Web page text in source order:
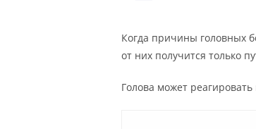
Когда причины головных
от них получится только
Голова может